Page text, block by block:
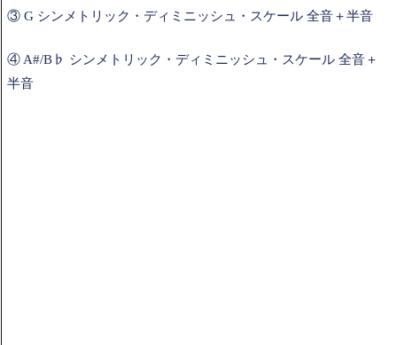
③ G シンメトリック・ディミニッシュ・スケール 全音＋半音
④ A#/B♭ シンメトリック・ディミニッシュ・スケール 全音＋
半音